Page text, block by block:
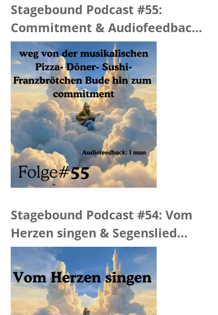
Stagebound Podcast #55:
Commitment & Audiofeedback
“I man”
Stagebound Podcast #54: Vom
Herzen singen & Segenslied
Feedback